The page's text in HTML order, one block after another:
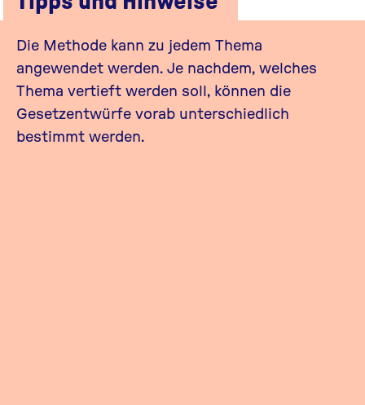
Die Methode kann zu jedem Thema
angewendet werden. Je nachdem, welches
Thema vertieft werden soll, können die
Gesetzentwürfe vorab unterschiedlich
bestimmt werden.